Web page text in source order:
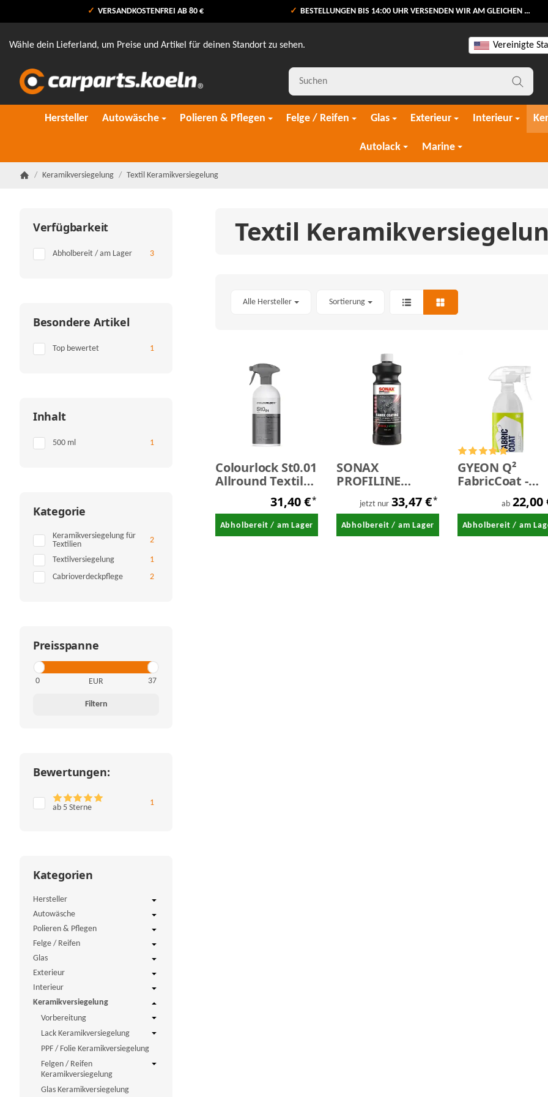
VERSANDKOSTENFREI AB 80 € BESTELLUNGEN BIS 14:00 UHR VERSENDEN WIR AM GLEICHEN WERKTAG
Wähle dein Lieferland, um Preise und Artikel für deinen Standort zu sehen. Vereinigte
Hersteller Autowäsche Polieren & Pflegen Felge / Reifen Glas Exterieur Interieur
Autolack Marine
/ Keramikversiegelung / Textil Keramikversiegelung
Textil
Alle Hersteller Sortierung
Colourlock St0.01
Allround Textile
Textilversiegelung
500 ml
31,40 €*
Abholbereit / am Lager
SONAX
PROFILINE
FabricCoating
Cabriodach-
Versiegelung 1,0
Liter
jetzt nur 33,47 €*
Abholbereit / am Lager
GYEON Q²
FabricCoat -
ab
Abholbereit / am
Verfügbarkeit
Abholbereit / am Lager 3Artikel gefunden
Besondere Artikel
Top bewertet 1
Inhalt
500 ml 1
Kategorie
Keramikversiegelung für
Textilien
2Artikel gefunden
Textilversiegelung 1
Cabrioverdeckpflege 2Artikel gefunden
Preisspanne
EUR
Filtern
Bewertungen:
ab 5 Sterne
1
Kategorien
Hersteller
Autowäsche
Polieren & Pflegen
Felge / Reifen
Glas
Exterieur
Interieur
Keramikversiegelung
Vorbereitung
Lack Keramikversiegelung
PPF / Folie Keramikversiegelung
Felgen / Reifen
Keramikversiegelung
Glas Keramikversiegelung